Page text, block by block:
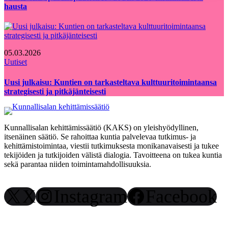
hausta
05.03.2026
Uutiset
Uusi julkaisu: Kuntien on tarkasteltava kulttuuritoimintaansa
strategisesti ja pitkäjänteisesti
Kunnallisalan kehittämissäätiö (KAKS) on yleishyödyllinen,
itsenäinen säätiö. Se rahoittaa kuntia palvelevaa tutkimus- ja
kehittämistoimintaa, viestii tutkimuksesta monikanavaisesti ja tukee
tekijöiden ja tutkijoiden välistä dialogia. Tavoitteena on tukea kuntia
sekä parantaa niiden toimintamahdollisuuksia.
X Instagram Facebook